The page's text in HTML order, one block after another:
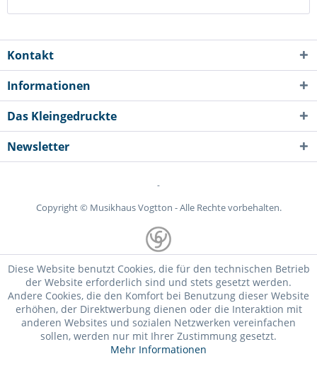
Kontakt
Informationen
Das Kleingedruckte
Newsletter
-
Copyright © Musikhaus Vogtton - Alle Rechte vorbehalten.
Diese Website benutzt Cookies, die für den technischen Betrieb
der Website erforderlich sind und stets gesetzt werden.
Andere Cookies, die den Komfort bei Benutzung dieser Website
erhöhen, der Direktwerbung dienen oder die Interaktion mit
anderen Websites und sozialen Netzwerken vereinfachen
sollen, werden nur mit Ihrer Zustimmung gesetzt.
Mehr Informationen